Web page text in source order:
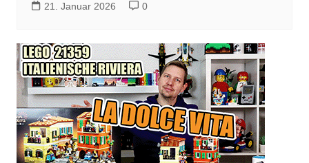
21. Januar 2026 0